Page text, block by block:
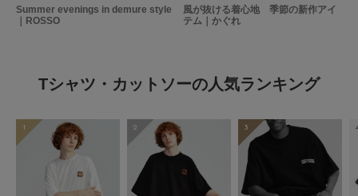
Summer evenings in demure style
｜ROSSO
風が抜ける着心地 季節の新作アイ
テム｜かぐれ
Tシャツ・カットソーの人気ランキング
1 2 3